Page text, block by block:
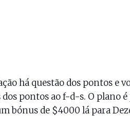
há questão dos pontos e
pontos ao f-d-s. O plano
bónus de $4000 lá para